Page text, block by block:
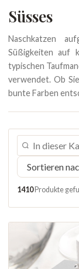
Süsses
Naschkatzen
Süßigkeiten auf
typischen
verwendet. Ob
bunte Farben
1410Produkte